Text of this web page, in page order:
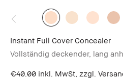
Instant Full Cover Concealer
Vollständig deckender, lang
€40.00 inkl. MwSt, zzgl.